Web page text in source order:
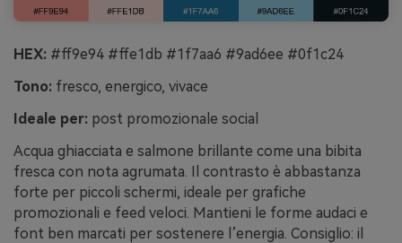
HEX: #ff9e94 #ffe1db #1f7aa6 #9ad6ee #0f1c24
Tono: fresco, energico, vivace
Ideale per: post promozionale social
Acqua ghiacciata e salmone brillante come una bibita
fresca con nota agrumata. Il contrasto è abbastanza
forte per piccoli schermi, ideale per grafiche
promozionali e feed veloci. Mantieni le forme audaci e
font ben marcati per sostenere l’energia. Consiglio: il